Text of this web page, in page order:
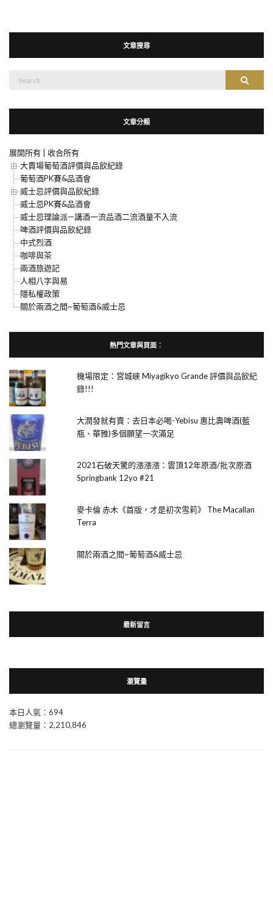
文章搜尋
搜尋
文章分類
展開所有
收合所有
大賣場葡萄酒評價與品飲紀錄
葡萄酒PK賽&品酒會
威士忌評價與品飲紀錄
威士忌PK賽&品酒會
威士忌理論派—講酒一流品酒二流酒量不入流
啤酒評價與品飲紀錄
中式烈酒
咖啡與茶
兩酒旅遊記
人相八字與易
隱私權政策
關於兩酒之間~葡萄酒&威士忌
熱門文章與頁面︰
機場限定：宮城峽 Miyagikyo Grande 評價與品飲紀
錄!!!
大潤發就有賣：去日本必喝-Yebisu 惠比壽啤酒(藍
瓶、華雅)多個願望一次滿足
2021石破天驚的漲漲漲：雲頂12年原酒/批次原酒
Springbank 12yo #21
麥卡倫 赤木《首版，才是初次雪莉》 The Macallan
Terra
關於兩酒之間~葡萄酒&威士忌
最新留言
瀏覽量
本日人氣：694
總瀏覽量：2,210,846